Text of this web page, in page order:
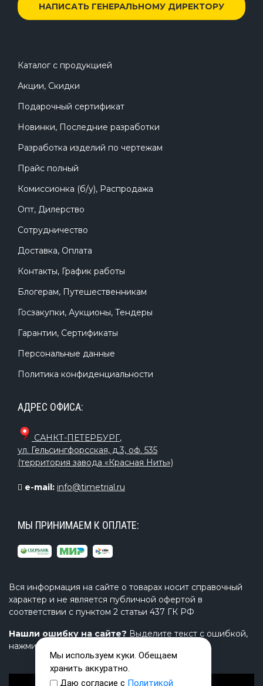
НАПИСАТЬ ГЕНЕРАЛЬНОМУ ДИРЕКТОРУ
Каталог с продукцией
Акции, Скидки
Подарочный сертификат
Новинки, Последние разработки
Разработка изделий по чертежам
Прайс полный
Комиссионка (б/у), Распродажа
Опт, Дилерство
Сотрудничество
Доставка, Оплата
Контакты, График работы
Блогерам, Путешественникам
Госзакупки, Аукционы, Тендеры
Гарантии, Сертификаты
Персональные данные
Политика конфиденциальности
АДРЕС ОФИСА:
САНКТ-ПЕТЕРБУРГ,
ул. Гельсингфорсская, д.3, оф. 535
(территория завода «Красная Нить»)
e-mail: info@timetrial.ru
МЫ ПРИНИМАЕМ К ОПЛАТЕ:
Вся информация на сайте о товарах носит справочный
характер и не является публичной офертой в
соответствии с пунктом 2 статьи 437 ГК РФ
Нашли ошибку на сайте? Выделите текст с ошибкой,
нажмите Ctrl+Enter и напишите нам.
Мы используем куки. Обещаем
хранить аккуратно.
Даю согласие с Политикой